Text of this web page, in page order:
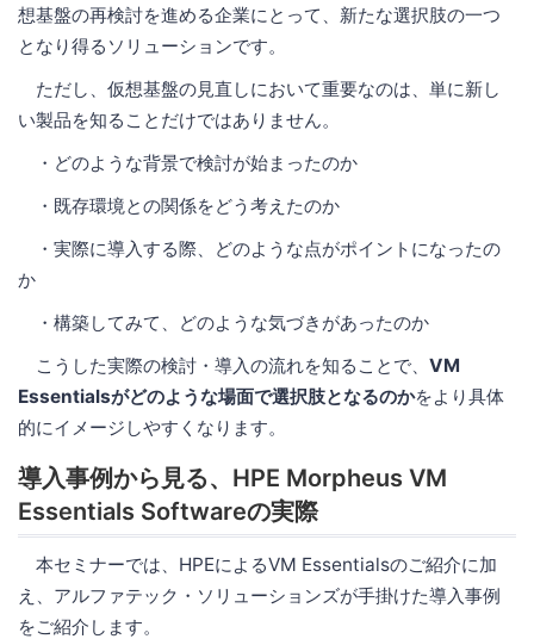
想基盤の再検討を進める企業にとって、新たな選択肢の一つ
となり得るソリューションです。
ただし、仮想基盤の見直しにおいて重要なのは、単に新し
い製品を知ることだけではありません。
・どのような背景で検討が始まったのか
・既存環境との関係をどう考えたのか
・実際に導入する際、どのような点がポイントになったの
か
・構築してみて、どのような気づきがあったのか
こうした実際の検討・導入の流れを知ることで、 VM
Essentialsがどのような場面で選択肢となるのかをより具体
的にイメージしやすくなります。
導入事例から見る、HPE Morpheus VM
Essentials Softwareの実際
本セミナーでは、HPEによるVM Essentialsのご紹介に加
え、アルファテック・ソリューションズが手掛けた導入事例
をご紹介します。